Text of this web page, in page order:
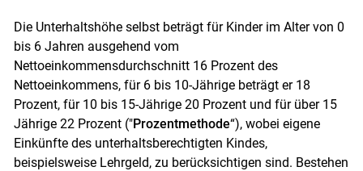
Die Unterhaltshöhe selbst beträgt für Kinder im Alter von 0
bis 6 Jahren ausgehend vom
Nettoeinkommensdurchschnitt 16 Prozent des
Nettoeinkommens, für 6 bis 10-Jährige beträgt er 18
Prozent, für 10 bis 15-Jährige 20 Prozent und für über 15
Jährige 22 Prozent ("Prozentmethode“), wobei eigene
Einkünfte des unterhaltsberechtigten Kindes,
beispielsweise Lehrgeld, zu berücksichtigen sind. Bestehen